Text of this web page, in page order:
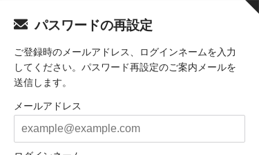
パスワードの再設定
ご登録時のメールアドレス、ログインネームを入力
してください。パスワード再設定のご案内メールを
送信します。
メールアドレス